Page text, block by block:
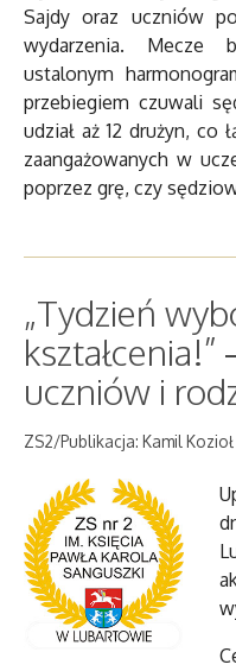
Sajdy oraz uczniów
wydarzenia. Mecze
ustalonym
przebiegiem czuwali
udział aż 12 drużyn, co
zaangażowanych w
poprzez grę, czy
„Tydzień
uczniów i
ZS2/Publikacja: Kamil Kozioł